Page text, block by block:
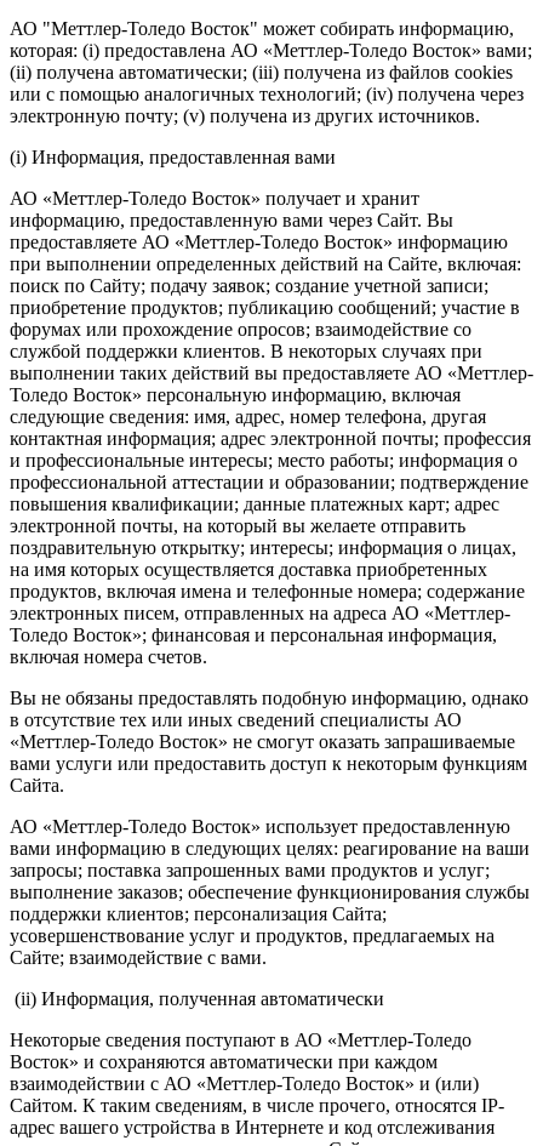
АО "Меттлер-Толедо Восток" может собирать информацию,
которая: (i) предоставлена АО «Меттлер-Толедо Восток» вами;
(ii) получена автоматически; (iii) получена из файлов cookies
или с помощью аналогичных технологий; (iv) получена через
электронную почту; (v) получена из других источников.
(i) Информация, предоставленная вами
АО «Меттлер-Толедо Восток» получает и хранит
информацию, предоставленную вами через Сайт. Вы
предоставляете АО «Меттлер-Толедо Восток» информацию
при выполнении определенных действий на Сайте, включая:
поиск по Сайту; подачу заявок; создание учетной записи;
приобретение продуктов; публикацию сообщений; участие в
форумах или прохождение опросов; взаимодействие со
службой поддержки клиентов. В некоторых случаях при
выполнении таких действий вы предоставляете АО «Меттлер-
Толедо Восток» персональную информацию, включая
следующие сведения: имя, адрес, номер телефона, другая
контактная информация; адрес электронной почты; профессия
и профессиональные интересы; место работы; информация о
профессиональной аттестации и образовании; подтверждение
повышения квалификации; данные платежных карт; адрес
электронной почты, на который вы желаете отправить
поздравительную открытку; интересы; информация о лицах,
на имя которых осуществляется доставка приобретенных
продуктов, включая имена и телефонные номера; содержание
электронных писем, отправленных на адреса АО «Меттлер-
Толедо Восток»; финансовая и персональная информация,
включая номера счетов.
Вы не обязаны предоставлять подобную информацию, однако
в отсутствие тех или иных сведений специалисты АО
«Меттлер-Толедо Восток» не смогут оказать запрашиваемые
вами услуги или предоставить доступ к некоторым функциям
Сайта.
АО «Меттлер-Толедо Восток» использует предоставленную
вами информацию в следующих целях: реагирование на ваши
запросы; поставка запрошенных вами продуктов и услуг;
выполнение заказов; обеспечение функционирования службы
поддержки клиентов; персонализация Сайта;
усовершенствование услуг и продуктов, предлагаемых на
Сайте; взаимодействие с вами.
(ii) Информация, полученная автоматически
Некоторые сведения поступают в АО «Меттлер-Толедо
Восток» и сохраняются автоматически при каждом
взаимодействии с АО «Меттлер-Толедо Восток» и (или)
Сайтом. К таким сведениям, в числе прочего, относятся IP-
адрес вашего устройства в Интернете и код отслеживания